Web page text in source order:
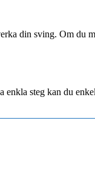
din sving. Om du
steg kan du